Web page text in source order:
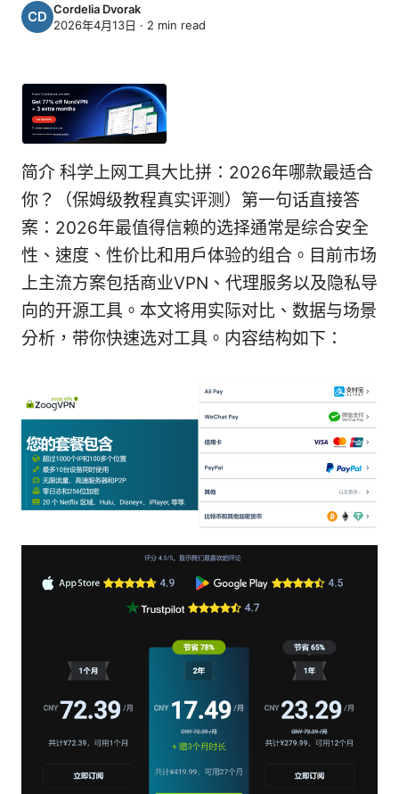
Cordelia Dvorak
2026年4月13日 · 2 min read
简介 科学上网工具大比拼：2026年哪款最适合
你？（保姆级教程真实评测）第一句话直接答
案：2026年最值得信赖的选择通常是综合安全
性、速度、性价比和用户体验的组合。目前市场
上主流方案包括商业VPN、代理服务以及隐私导
向的开源工具。本文将用实际对比、数据与场景
分析，带你快速选对工具。内容结构如下：